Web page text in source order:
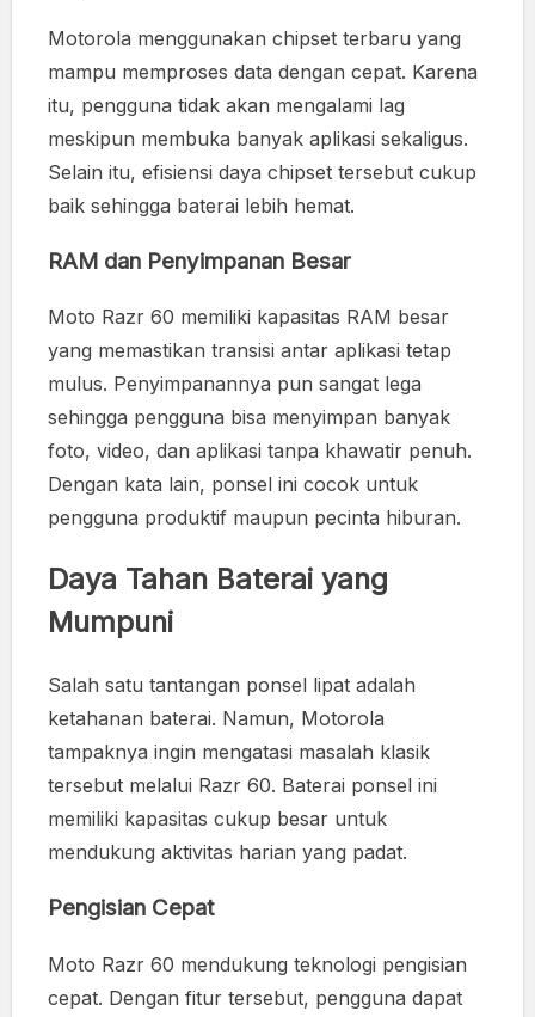
Motorola menggunakan chipset terbaru yang
mampu memproses data dengan cepat. Karena
itu, pengguna tidak akan mengalami lag
meskipun membuka banyak aplikasi sekaligus.
Selain itu, efisiensi daya chipset tersebut cukup
baik sehingga baterai lebih hemat.
RAM dan Penyimpanan Besar
Moto Razr 60 memiliki kapasitas RAM besar
yang memastikan transisi antar aplikasi tetap
mulus. Penyimpanannya pun sangat lega
sehingga pengguna bisa menyimpan banyak
foto, video, dan aplikasi tanpa khawatir penuh.
Dengan kata lain, ponsel ini cocok untuk
pengguna produktif maupun pecinta hiburan.
Daya Tahan Baterai yang
Mumpuni
Salah satu tantangan ponsel lipat adalah
ketahanan baterai. Namun, Motorola
tampaknya ingin mengatasi masalah klasik
tersebut melalui Razr 60. Baterai ponsel ini
memiliki kapasitas cukup besar untuk
mendukung aktivitas harian yang padat.
Pengisian Cepat
Moto Razr 60 mendukung teknologi pengisian
cepat. Dengan fitur tersebut, pengguna dapat